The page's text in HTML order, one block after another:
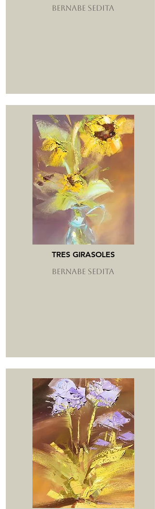
BERNABE SEDITA
TRES GIRASOLES
BERNABE SEDITA